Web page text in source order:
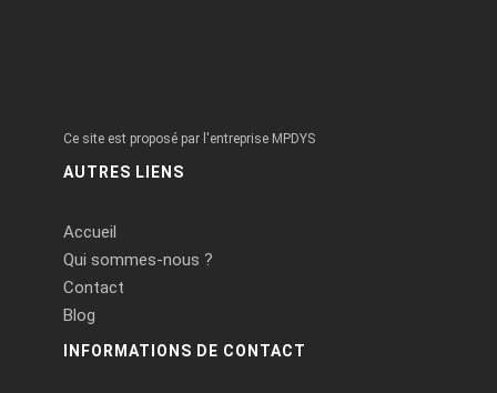
Ce site est proposé par l'entreprise MPDYS
AUTRES LIENS
Accueil
Qui sommes-nous ?
Contact
Blog
INFORMATIONS DE CONTACT